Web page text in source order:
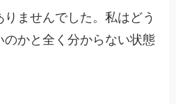
ませんでした。私はどう
かと全く分からない状態